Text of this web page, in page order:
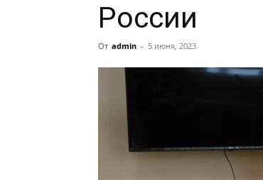
России
От admin - 5 июня, 2023